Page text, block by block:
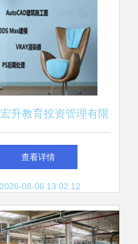
升教育投资管理有限
任公司 供应产品
查看详情
08-06 13:02:12